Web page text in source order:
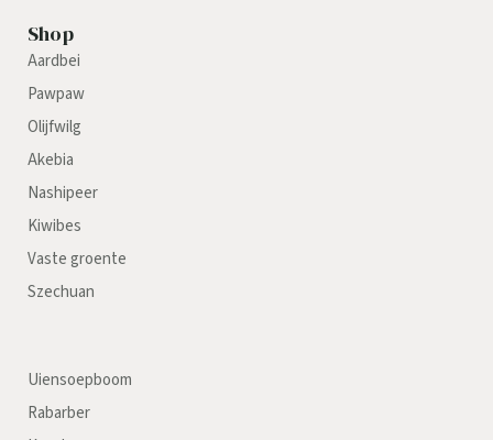
Shop
Aardbei
Pawpaw
Olijfwilg
Akebia
Nashipeer
Kiwibes
Vaste groente
Szechuan
Uiensoepboom
Rabarber